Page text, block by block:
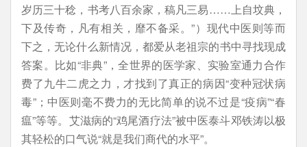
岁历三十稔，书考八百余家，稿凡三易……上自坟典，
下及传奇，凡有相关，靡不备采。”）现代中医则等而
下之，无论什么新情况，都爱从老祖宗的书中寻找现成
答案。比如“非典”，全世界的医学家、实验室通力合作
费了九牛二虎之力，才找到了真正的病因“变种冠状病
毒”；中医则毫不费力的无比简单的说不过是“疫病”“春
瘟”等等。艾滋病的“鸡尾酒疗法”被中医泰斗邓铁涛以极
其轻松的口气说“就是我们商代的水平”。